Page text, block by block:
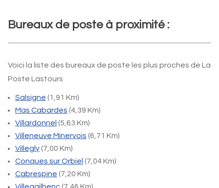
Bureaux de poste à proximité :
Voici la liste des bureaux de poste les plus proches de La
Poste Lastours
Salsigne (1,91 Km)
Mas Cabardes (4,39 Km)
Villardonnel (5,63 Km)
Villeneuve Minervois (6,71 Km)
Villegly(7,00 Km)
Conques sur Orbiel (7,04 Km)
Cabrespine (7,20 Km)